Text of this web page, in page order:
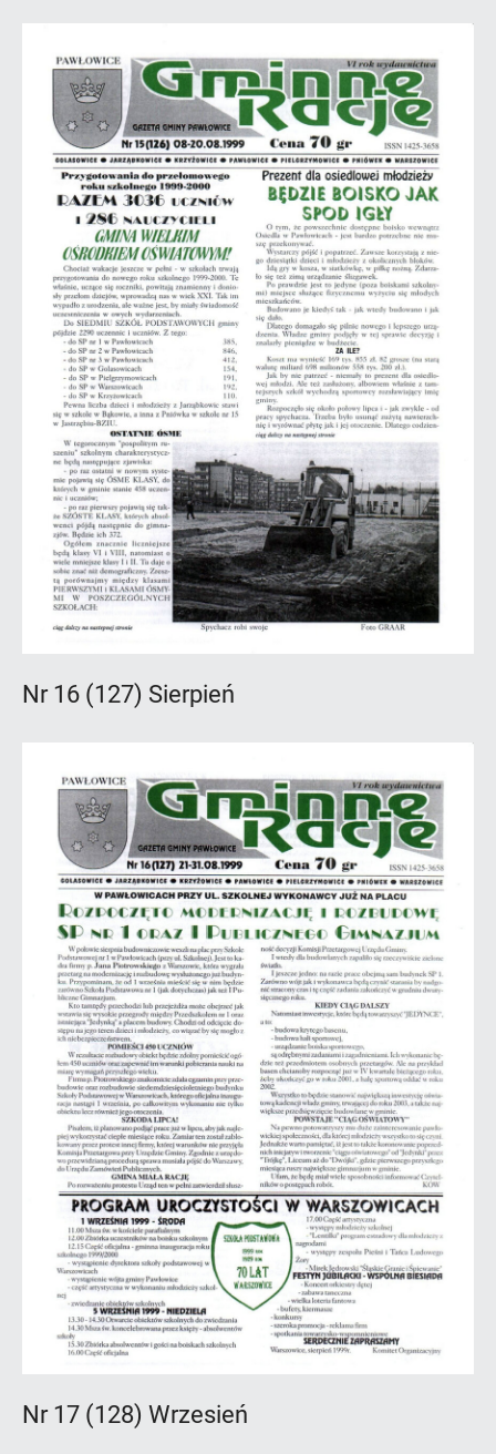
Nr 16 (127) Sierpień
Nr 17 (128) Wrzesień